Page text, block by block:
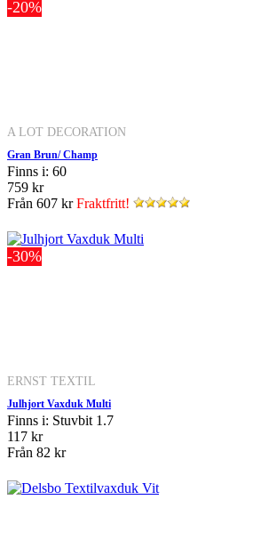
-20%
A LOT DECORATION
Gran Brun/ Champ
Finns i: 60
759 kr
Från 607 krFraktfritt!
-30%
ERNST TEXTIL
Julhjort Vaxduk Multi
Finns i: Stuvbit 1.7
117 kr
Från 82 kr